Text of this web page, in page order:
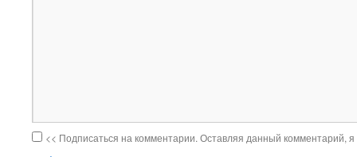
<< Подписаться на комментарии. Оставляя данный комментарий,